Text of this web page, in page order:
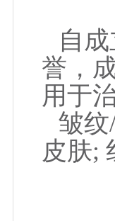
自
誉，
用于
皱
皮肤;